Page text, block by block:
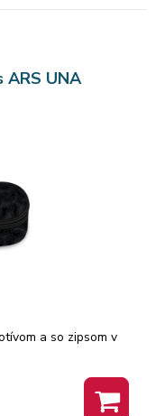
ARS UNA
a so zipsom v